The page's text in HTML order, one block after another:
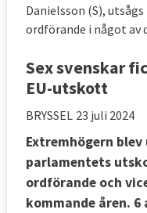
Danielsson (S),
ordförande i något av
Sex svenskar
EU-utskott
BRYSSEL 23 juli 2024
Extremhögern
parlamentets
ordförande och
kommande åren. 6